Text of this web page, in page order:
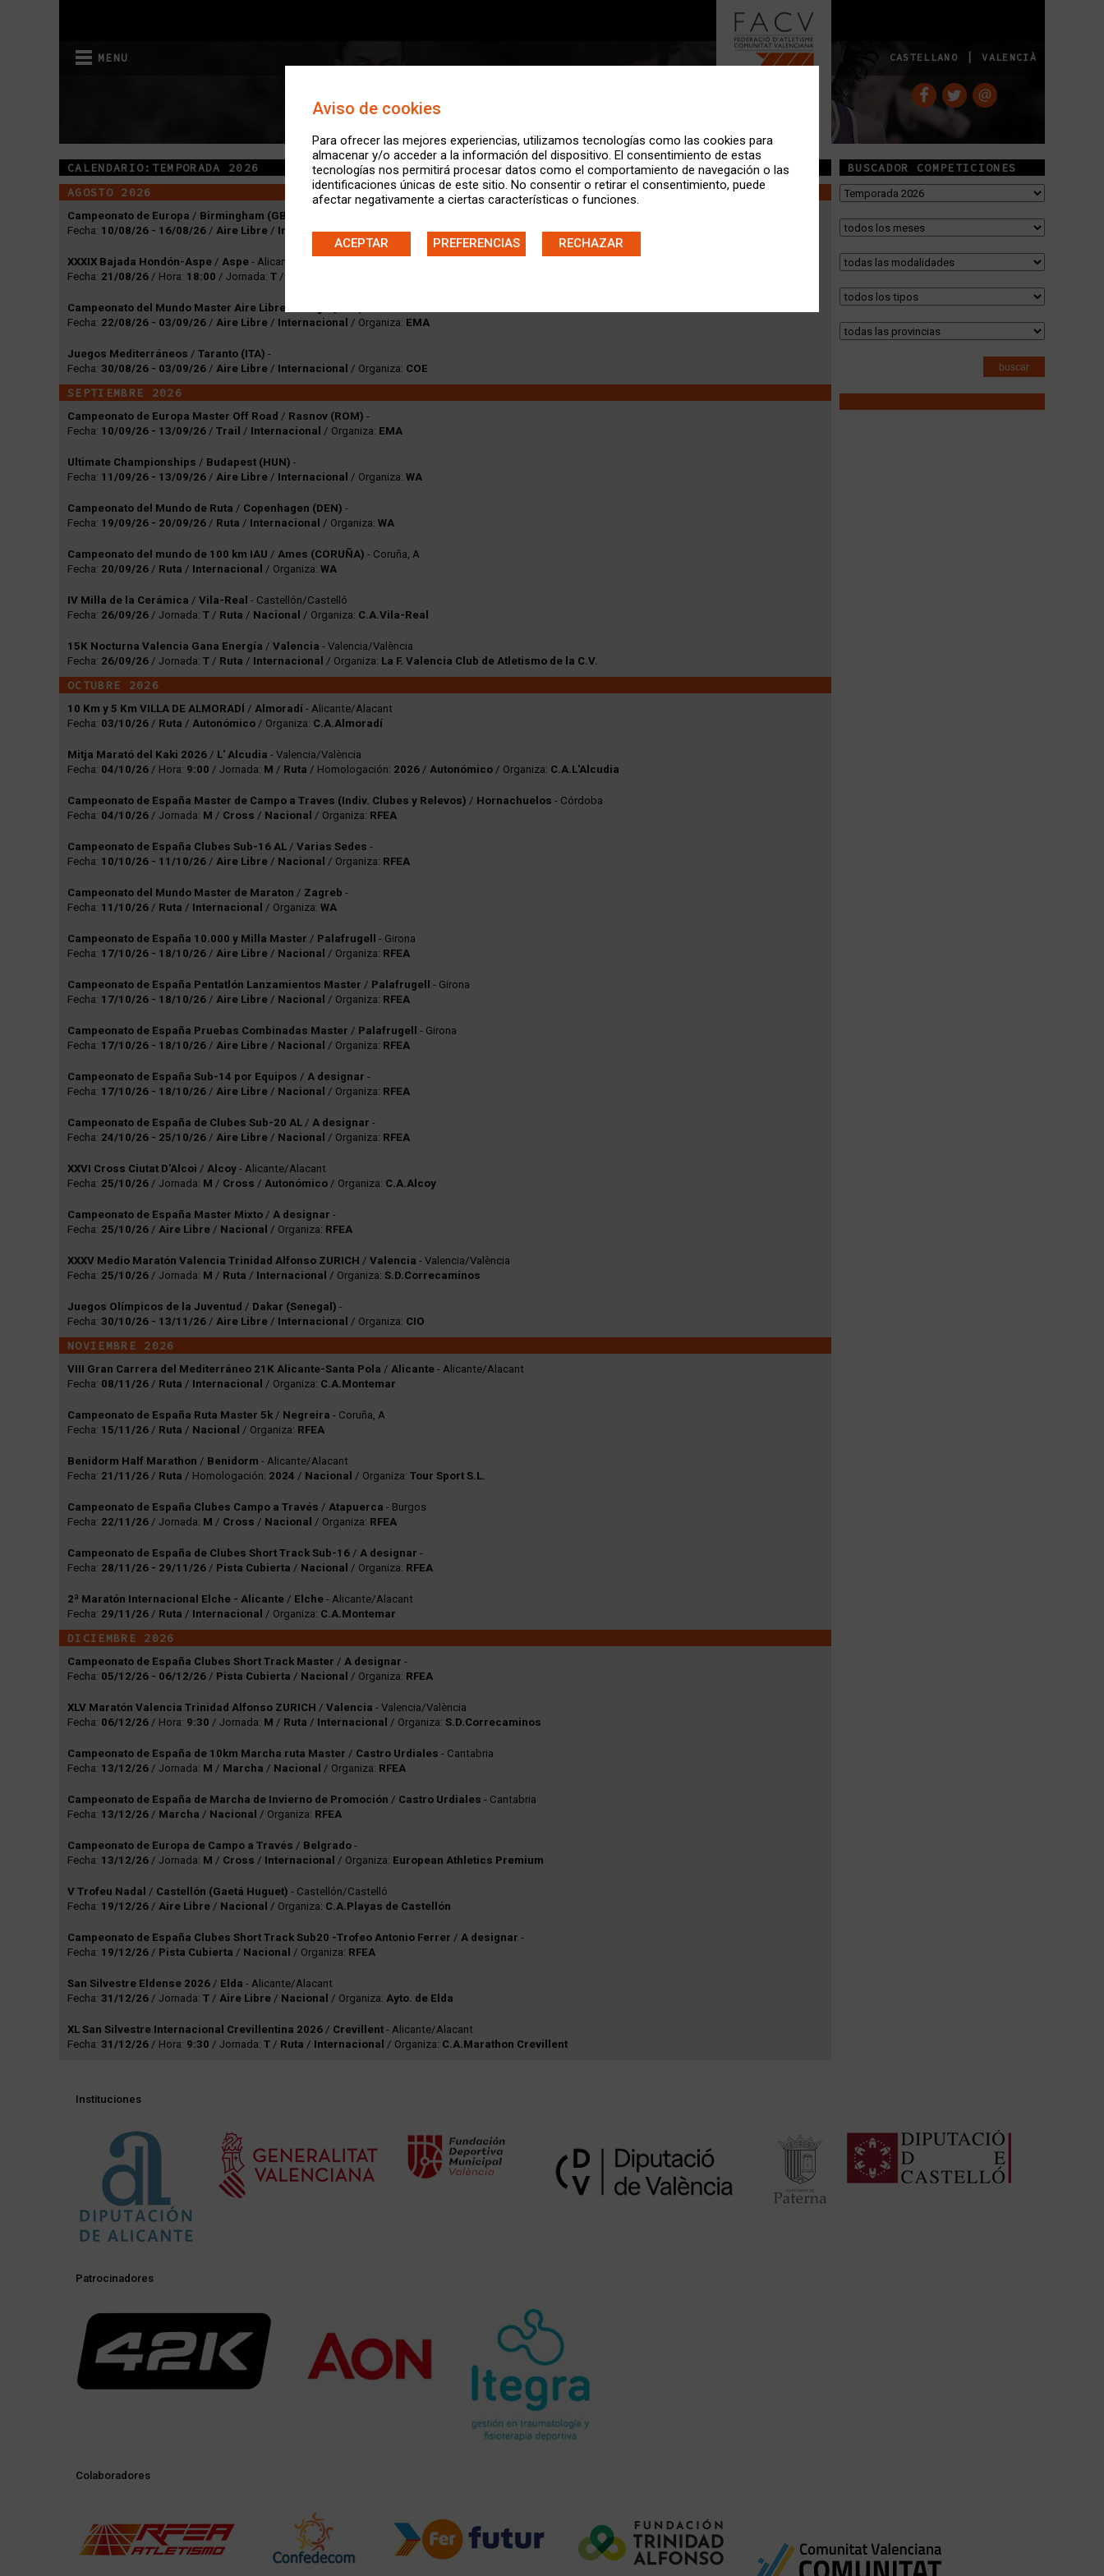
Aviso de cookies
Para ofrecer las mejores experiencias, utilizamos tecnologías como las cookies para
almacenar y/o acceder a la información del dispositivo. El consentimiento de estas
tecnologías nos permitirá procesar datos como el comportamiento de navegación o las
identificaciones únicas de este sitio. No consentir o retirar el consentimiento, puede
afectar negativamente a ciertas características o funciones.
ACEPTAR PREFERENCIAS RECHAZAR
MENU VALENCIÀ
|
CASTELLANO
CALENDARIO:TEMPORADA 2026
AGOSTO 2026
Campeonato de Europa / Birmingham (GBR)
Fecha: 10/08/26 - 16/08/26 / Aire Libre / Internacional/ Organiza:EA
XXXIX Bajada Hondón-Aspe / Aspe - Alicante/Alacant
Fecha: 21/08/26 / Hora: 18:00 / Jornada: T /
Campeonato del Mundo Master Aire Libre
Fecha: 22/08/26 - 03/09/26 / Aire Libre / Internacional / Organiza: EMA
Juegos Mediterráneos / Taranto (ITA) -
Fecha: 30/08/26 - 03/09/26 / Aire Libre / Internacional / Organiza: COE
SEPTIEMBRE 2026
Campeonato de Europa Master Off Road / Rasnov (ROM) -
Fecha: 10/09/26 - 13/09/26 / Trail / Internacional / Organiza: EMA
Ultimate Championships / Budapest (HUN) -
Fecha: 11/09/26 - 13/09/26 / Aire Libre / Internacional / Organiza: WA
Campeonato del Mundo de Ruta / Copenhagen (DEN) -
Fecha: 19/09/26 - 20/09/26 / Ruta / Internacional / Organiza: WA
Campeonato del mundo de 100 km IAU / Ames (CORUÑA) - Coruña, A
Fecha: 20/09/26 / Ruta / Internacional / Organiza: WA
IV Milla de la Cerámica / Vila-Real - Castellón/Castelló
Fecha: 26/09/26 / Jornada: T / Ruta / Nacional / Organiza: C.A.Vila-Real
15K Nocturna Valencia Gana Energía / Valencia - Valencia/València
Fecha: 26/09/26 / Jornada: T / Ruta / Internacional / Organiza: La F. Valencia Club de Atletismo de la C.V.
OCTUBRE 2026
10 Km y 5 Km VILLA DE ALMORADÍ / Almoradí - Alicante/Alacant
Fecha: 03/10/26 / Ruta / Autonómico / Organiza: C.A.Almoradí
Mitja Marató del Kaki 2026 / L' Alcudia - Valencia/València
Fecha: 04/10/26 / Hora: 9:00 / Jornada: M / Ruta / Homologación: 2026 / Autonómico / Organiza: C.A.L'Alcudia
Campeonato de España Master de Campo a Traves (Indiv. Clubes y Relevos) / Hornachuelos - Córdoba
Fecha: 04/10/26 / Jornada: M / Cross / Nacional / Organiza: RFEA
Campeonato de España Clubes Sub-16 AL / Varias Sedes -
Fecha: 10/10/26 - 11/10/26 / Aire Libre / Nacional / Organiza: RFEA
Campeonato del Mundo Master de Maraton / Zagreb -
Fecha: 11/10/26 / Ruta / Internacional / Organiza: WA
Campeonato de España 10.000 y Milla Master / Palafrugell
- Girona
Fecha: 17/10/26 - 18/10/26 / Aire Libre / Nacional / Organiza: RFEA
Campeonato de España Pentatlón Lanzamientos Master / Palafrugell
- Girona
Fecha: 17/10/26 - 18/10/26 / Aire Libre / Nacional / Organiza: RFEA
Campeonato de España Pruebas Combinadas Master / Palafrugell
- Girona
Fecha: 17/10/26 - 18/10/26 / Aire Libre / Nacional / Organiza: RFEA
Campeonato de España Sub-14 por Equipos / A designar -
Fecha: 17/10/26 - 18/10/26 / Aire Libre / Nacional / Organiza: RFEA
Campeonato de España de Clubes Sub-20 AL / A designar -
Fecha: 24/10/26 - 25/10/26 / Aire Libre / Nacional / Organiza: RFEA
XXVI Cross Ciutat D'Alcoi / Alcoy - Alicante/Alacant
Fecha: 25/10/26 / Jornada: M / Cross / Autonómico / Organiza: C.A.Alcoy
Campeonato de España Master Mixto / A designar -
Fecha: 25/10/26 / Aire Libre / Nacional / Organiza: RFEA
XXXV Medio Maratón Valencia Trinidad Alfonso ZURICH / Valencia - Valencia/València
Fecha: 25/10/26 / Jornada: M / Ruta / Internacional / Organiza: S.D.Correcaminos
Juegos Olímpicos de la Juventud / Dakar (Senegal) -
Fecha: 30/10/26 - 13/11/26 / Aire Libre / Internacional / Organiza: CIO
NOVIEMBRE 2026
VIII Gran Carrera del Mediterráneo 21K Alicante-Santa Pola / Alicante - Alicante/Alacant
Fecha: 08/11/26 / Ruta / Internacional / Organiza: C.A.Montemar
Campeonato de España Ruta Master 5k / Negreira - Coruña, A
Fecha: 15/11/26 / Ruta / Nacional / Organiza: RFEA
Benidorm Half Marathon / Benidorm - Alicante/Alacant
Fecha: 21/11/26 / Ruta / Homologación: 2024 / Nacional / Organiza: Tour Sport S.L.
Campeonato de España Clubes Campo a Través / Atapuerca - Burgos
Fecha: 22/11/26 / Jornada: M / Cross / Nacional / Organiza: RFEA
Campeonato de España de Clubes Short Track Sub-16 / A designar -
Fecha: 28/11/26 - 29/11/26 / Pista Cubierta / Nacional / Organiza: RFEA
2ª Maratón Internacional Elche - Alicante / Elche - Alicante/Alacant
Fecha: 29/11/26 / Ruta / Internacional / Organiza: C.A.Montemar
DICIEMBRE 2026
Campeonato de España Clubes Short Track Master / A designar -
Fecha: 05/12/26 - 06/12/26 / Pista Cubierta / Nacional / Organiza: RFEA
XLV Maratón Valencia Trinidad Alfonso ZURICH / Valencia - Valencia/València
Fecha: 06/12/26 / Hora: 9:30 / Jornada: M / Ruta / Internacional / Organiza: S.D.Correcaminos
Campeonato de España de 10km Marcha ruta Master / Castro Urdiales - Cantabria
Fecha: 13/12/26 / Jornada: M / Marcha / Nacional / Organiza: RFEA
Campeonato de España de Marcha de Invierno de Promoción / Castro Urdiales - Cantabria
Fecha: 13/12/26 / Marcha / Nacional / Organiza: RFEA
Campeonato de Europa de Campo a Través / Belgrado -
Fecha: 13/12/26 / Jornada: M / Cross / Internacional / Organiza: European Athletics Premium
V Trofeu Nadal / Castellón (Gaetá Huguet) - Castellón/Castelló
Fecha: 19/12/26 / Aire Libre / Nacional / Organiza: C.A.Playas de Castellón
Campeonato de España Clubes Short Track Sub20 -Trofeo Antonio Ferrer / A designar -
Fecha: 19/12/26 / Pista Cubierta / Nacional / Organiza: RFEA
San Silvestre Eldense 2026 / Elda - Alicante/Alacant
Fecha: 31/12/26 / Jornada: T / Aire Libre / Nacional / Organiza: Ayto. de Elda
XL San Silvestre Internacional Crevillentina 2026 / Crevillent - Alicante/Alacant
Fecha: 31/12/26 / Hora: 9:30 / Jornada: T / Ruta / Internacional / Organiza: C.A.Marathon Crevillent
BUSCADOR COMPETICIONES
Instituciones
Patrocinadores
Colaboradores